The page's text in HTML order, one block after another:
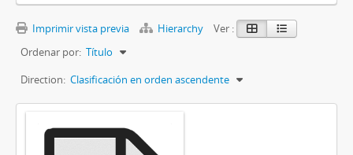
Imprimir vista previa Hierarchy
Ver :
Ordenar por: Título
Direction: Clasificación en orden ascendente